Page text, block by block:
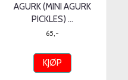
AGURK (MINI AGURK
PICKLES) ...
65,-
KJØP